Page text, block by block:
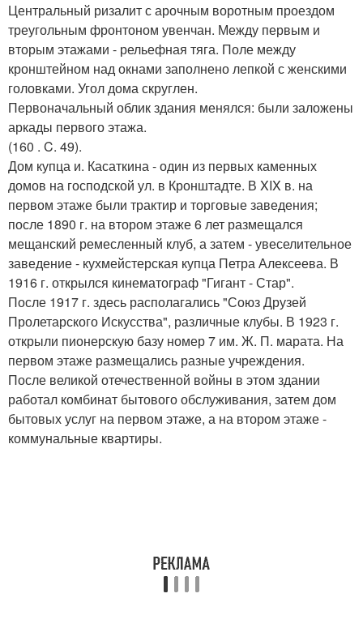
Центральный ризалит с арочным воротным проездом
треугольным фронтоном увенчан. Между первым и
вторым этажами - рельефная тяга. Поле между
кронштейном над окнами заполнено лепкой с женскими
головками. Угол дома скруглен.
Первоначальный облик здания менялся: были заложены
аркады первого этажа.
(160 . C. 49).
Дом купца и. Касаткина - один из первых каменных
домов на господской ул. в Кронштадте. В XIX в. на
первом этаже были трактир и торговые заведения;
после 1890 г. на втором этаже 6 лет размещался
мещанский ремесленный клуб, а затем - увеселительное
заведение - кухмейстерская купца Петра Алексеева. В
1916 г. открылся кинематограф "Гигант - Стар".
После 1917 г. здесь располагались "Союз Друзей
Пролетарского Искусства", различные клубы. В 1923 г.
открыли пионерскую базу номер 7 им. Ж. П. марата. На
первом этаже размещались разные учреждения.
После великой отечественной войны в этом здании
работал комбинат бытового обслуживания, затем дом
бытовых услуг на первом этаже, а на втором этаже -
коммунальные квартиры.